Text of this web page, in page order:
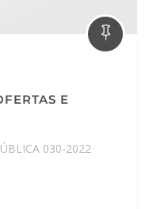
E
030-2022